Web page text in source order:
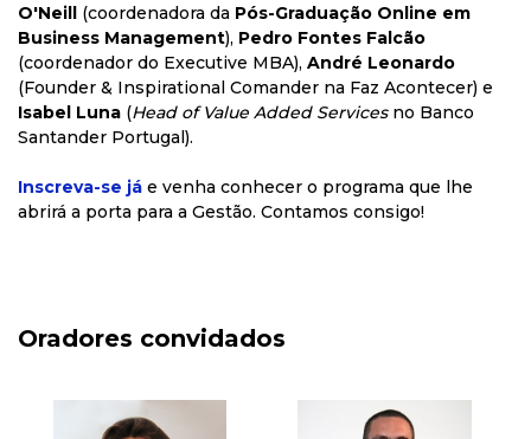
O'Neill (coordenadora da Pós-Graduação Online em
Business Management), Pedro Fontes Falcão
(coordenador do Executive MBA), André Leonardo
(Founder & Inspirational Comander na Faz Acontecer) e
Isabel Luna (Head of Value Added Servicesno Banco
Santander Portugal).
Inscreva-se já e venha conhecer o programa que lhe
abrirá a porta para a Gestão. Contamos consigo!
Oradores convidados